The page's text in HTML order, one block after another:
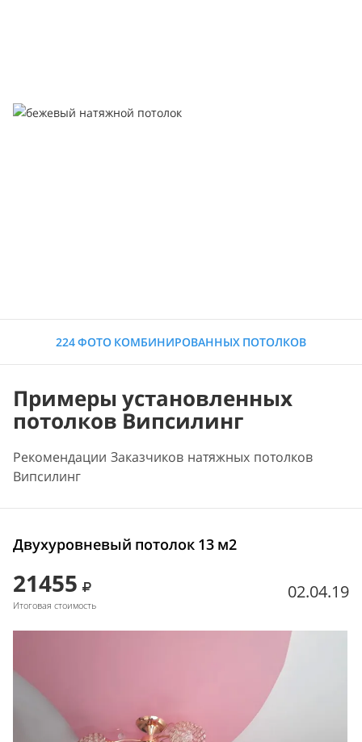
224 ФОТО КОМБИНИРОВАННЫХ ПОТОЛКОВ
Примеры установленных
потолков Випсилинг
Рекомендации Заказчиков натяжных потолков
Випсилинг
Двухуровневый потолок 13 м2
21455
Итоговая стоимость
02.04.19